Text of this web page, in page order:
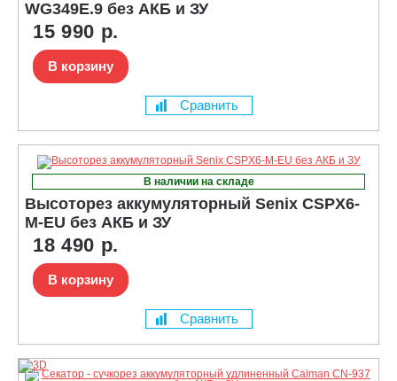
WG349E.9 без АКБ и ЗУ
15 990 р.
В корзину
Сравнить
В наличии на складе
Высоторез аккумуляторный Senix CSPX6-
M-EU без АКБ и ЗУ
18 490 р.
В корзину
Сравнить